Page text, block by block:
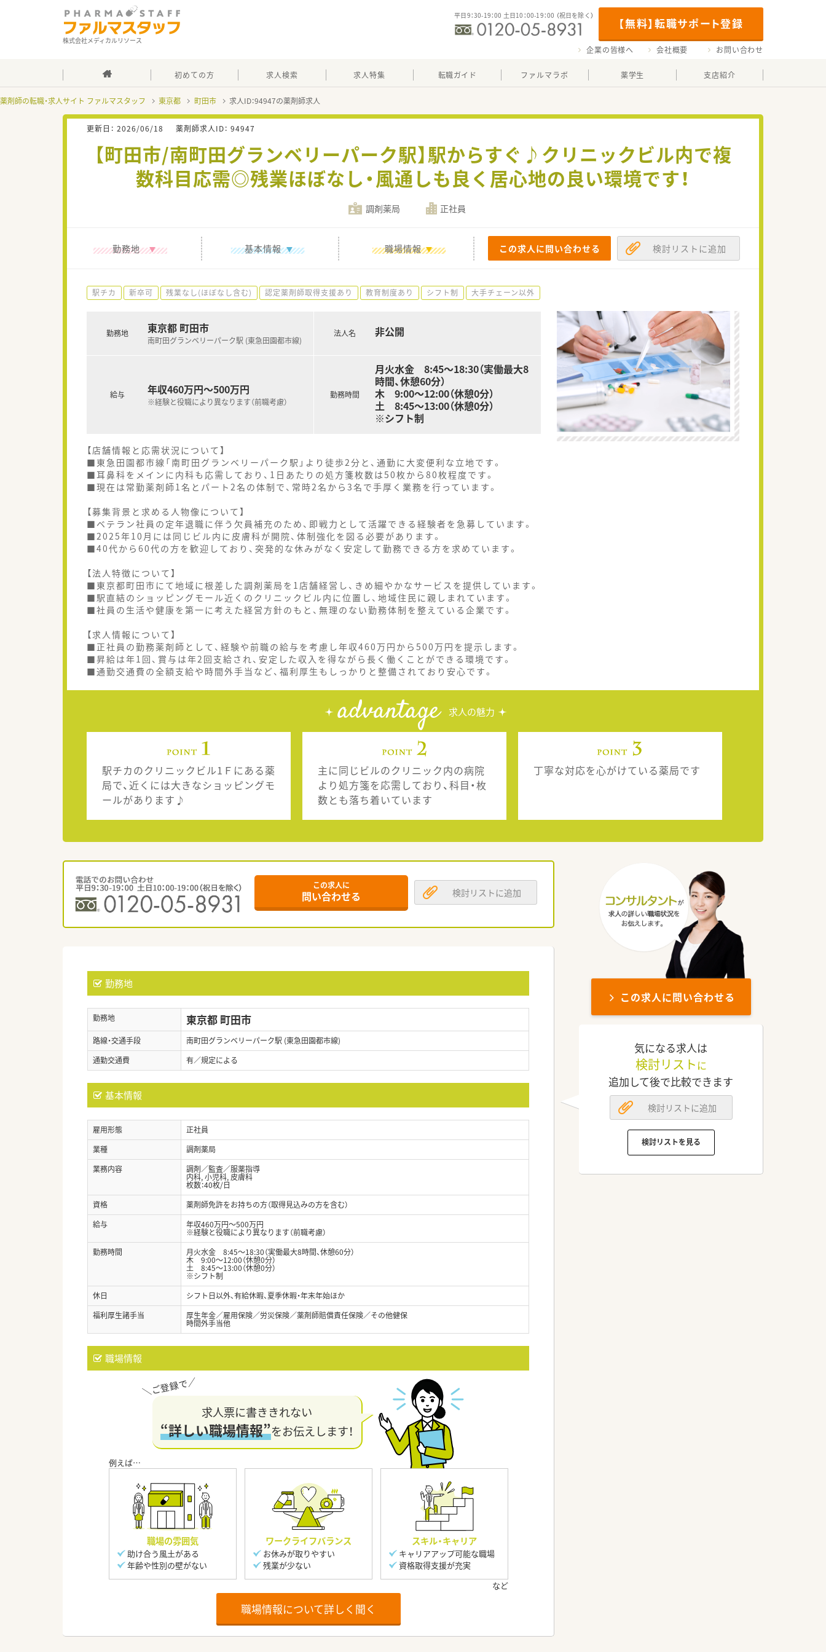
株式会社メディカルリソース
【無料】転職サポート登録
平日9：30-19：00 土日10：00-19：00 （祝日を除く）
企業の皆様へ 会社概要 お問い合わせ
初めての方 求人検索 求人特集 転職ガイド ファルマラボ 薬学生 支店紹介
薬剤師の転職・求人サイト ファルマスタッフ 東京都 町田市 求人ID：94947の薬剤師求人
更新日： 2026/06/18 薬剤師求人ID： 94947
【町田市/南町田グランベリーパーク駅】駅からすぐ♪クリニックビル内で複
数科目応需◎残業ほぼなし・風通しも良く居心地の良い環境です！
調剤薬局 正社員
勤務地 基本情報 職場情報 この求人に問い合わせる 検討リストに追加
駅チカ 新卒可 残業なし(ほぼなし含む) 認定薬剤師取得支援あり 教育制度あり シフト制 大手チェーン以外
勤務地 東京都 町田市
南町田グランベリーパーク駅 (東急田園都市線)
給与 年収460万円～500万円
※経験と役職により異なります（前職考慮）
法人名 非公開
勤務時間
月火水金 8:45～18:30（実働最大8
時間、休憩60分）
木 9:00～12:00（休憩0分）
土 8:45～13:00（休憩0分）
※シフト制
【店舗情報と応需状況について】
■東急田園都市線「南町田グランベリーパーク駅」より徒歩2分と、通勤に大変便利な立地です。
■耳鼻科をメインに内科も応需しており、1日あたりの処方箋枚数は50枚から80枚程度です。
■現在は常勤薬剤師1名とパート2名の体制で、常時2名から3名で手厚く業務を行っています。
【募集背景と求める人物像について】
■ベテラン社員の定年退職に伴う欠員補充のため、即戦力として活躍できる経験者を急募しています。
■2025年10月には同じビル内に皮膚科が開院、体制強化を図る必要があります。
■40代から60代の方を歓迎しており、突発的な休みがなく安定して勤務できる方を求めています。
【法人特徴について】
■東京都町田市にて地域に根差した調剤薬局を1店舗経営し、きめ細やかなサービスを提供しています。
■駅直結のショッピングモール近くのクリニックビル内に位置し、地域住民に親しまれています。
■社員の生活や健康を第一に考えた経営方針のもと、無理のない勤務体制を整えている企業です。
【求人情報について】
■正社員の勤務薬剤師として、経験や前職の給与を考慮し年収460万円から500万円を提示します。
■昇給は年1回、賞与は年2回支給され、安定した収入を得ながら長く働くことができる環境です。
■通勤交通費の全額支給や時間外手当など、福利厚生もしっかりと整備されており安心です。
advantage 求人の魅力
駅チカのクリニックビル1Ｆにある薬
局で、近くには大きなショッピングモ
ールがあります♪
主に同じビルのクリニック内の病院
より処方箋を応需しており、科目・枚
数とも落ち着いています
丁寧な対応を心がけている薬局です
この求人に
問い合わせる 検討リストに追加
勤務地
勤務地 東京都 町田市
路線・交通手段
南町田グランベリーパーク駅 (東急田園都市線)
通勤交通費
有／規定による
基本情報
雇用形態
正社員
業種
調剤薬局
業務内容
調剤／監査／服薬指導
内科, 小児科, 皮膚科
枚数：40枚/日
資格
薬剤師免許をお持ちの方（取得見込みの方を含む）
給与
年収460万円～500万円
※経験と役職により異なります（前職考慮）
勤務時間
月火水金 8:45～18:30（実働最大8時間、休憩60分）
木 9:00～12:00（休憩0分）
土 8:45～13:00（休憩0分）
※シフト制
休日
シフト日以外、有給休暇、夏季休暇・年末年始ほか
福利厚生諸手当
厚生年金／雇用保険／労災保険／薬剤師賠償責任保険／その他健保
時間外手当他
職場情報
求人票に書ききれない
“詳しい職場情報”をお伝えします！
職場の雰囲気
助け合う風土がある
年齢や性別の壁がない
ワークライフバランス
お休みが取りやすい
残業が少ない
スキル・キャリア
キャリアアップ可能な職場
資格取得支援が充実
職場情報について詳しく聞く
この求人に問い合わせる
気になる求人は
検討リスト に
追加して後で比較できます
検討リストに追加
検討リストを見る